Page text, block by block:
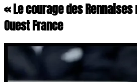
« Le courage des Rennaises
Ouest France